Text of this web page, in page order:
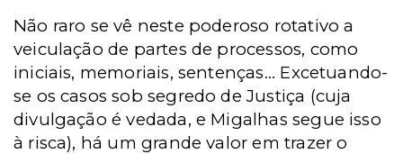
Não raro se vê neste poderoso rotativo a
veiculação de partes de processos, como
iniciais, memoriais, sentenças... Excetuando-
se os casos sob segredo de Justiça (cuja
divulgação é vedada, e Migalhas segue isso
à risca), há um grande valor em trazer o